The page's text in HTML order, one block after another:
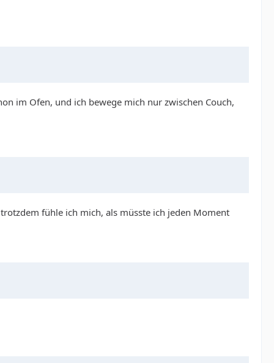
im Ofen, und ich bewege mich nur zwischen Couch,
fühle ich mich, als müsste ich jeden Moment